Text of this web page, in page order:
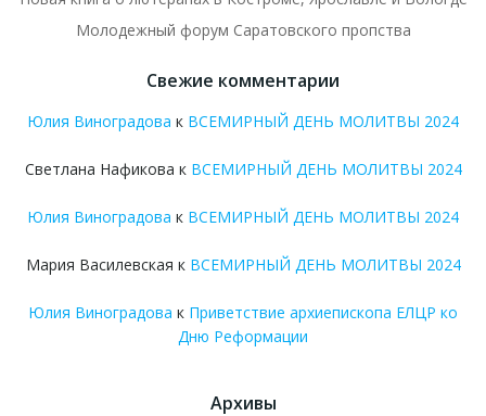
Молодежный форум Саратовского пропства
Свежие комментарии
Юлия Виноградова к ВСЕМИРНЫЙ ДЕНЬ МОЛИТВЫ 2024
Светлана Нафикова к ВСЕМИРНЫЙ ДЕНЬ МОЛИТВЫ 2024
Юлия Виноградова к ВСЕМИРНЫЙ ДЕНЬ МОЛИТВЫ 2024
Мария Василевская к ВСЕМИРНЫЙ ДЕНЬ МОЛИТВЫ 2024
Юлия Виноградова к Приветствие архиепископа ЕЛЦР ко
Дню Реформации
Архивы